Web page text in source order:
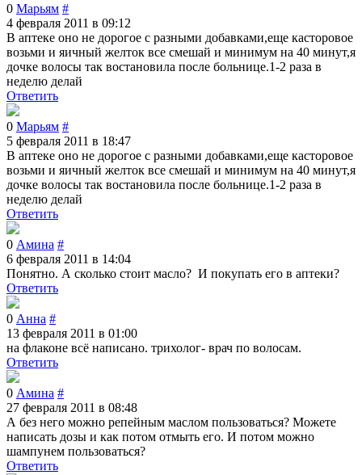
0 Марьям #
4 февраля 2011 в 09:12
В аптеке оно не дорогое с разными добавками,еще касторовое
возьми и яичный желток все смешай и минимум на 40 минут,я
дочке волосы так востановила после больнице.1-2 раза в
неделю делай
Ответить
0 Марьям #
5 февраля 2011 в 18:47
В аптеке оно не дорогое с разными добавками,еще касторовое
возьми и яичный желток все смешай и минимум на 40 минут,я
дочке волосы так востановила после больнице.1-2 раза в
неделю делай
Ответить
0 Амина #
6 февраля 2011 в 14:04
Понятно. А сколько стоит масло? И покупать его в аптеки?
Ответить
0 Анна #
13 февраля 2011 в 01:00
на флаконе всё написано. трихолог- врач по волосам.
Ответить
0 Амина #
27 февраля 2011 в 08:48
А без него можно репейным маслом пользоваться? Можете
написать дозы и как потом отмыть его. И потом можно
шампунем пользоваться?
Ответить